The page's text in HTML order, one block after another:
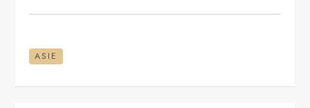
ASIE